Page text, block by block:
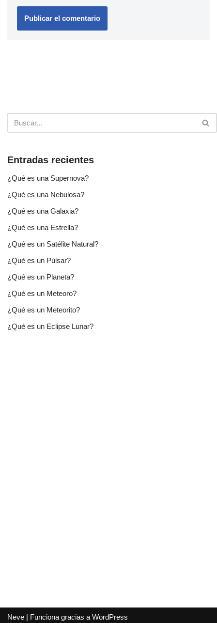
Entradas recientes
¿Qué es una Supernova?
¿Qué es una Nebulosa?
¿Qué es una Galaxia?
¿Qué es una Estrella?
¿Qué es un Satélite Natural?
¿Qué es un Púlsar?
¿Qué es un Planeta?
¿Qué es un Meteoro?
¿Qué es un Meteorito?
¿Qué es un Eclipse Lunar?
Neve | Funciona gracias a WordPress